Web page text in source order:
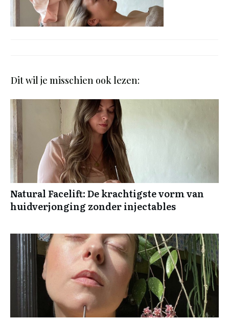
Dit wil je misschien ook lezen:
Natural Facelift: De krachtigste vorm van
huidverjonging zonder injectables